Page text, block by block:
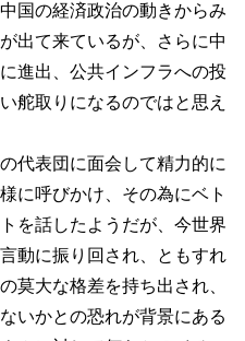
国の経済政治の動きからみ
出て来ているが、さらに中
進出、公共インフラへの投
舵取りになるのではと思え
代表団に面会して精力的に
に呼びかけ、その為にベト
を話したようだが、今世界
動に振り回され、ともすれ
莫大な格差を持ち出され、
いかとの恐れが背景にある